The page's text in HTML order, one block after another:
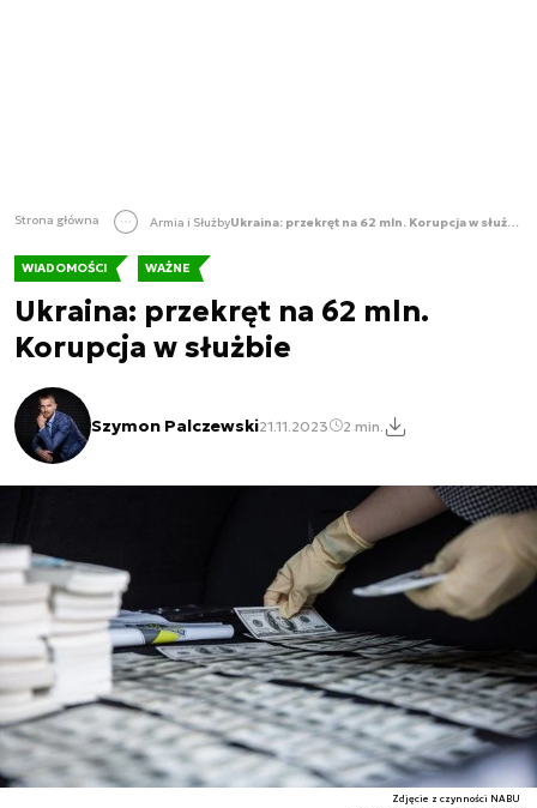
Strona główna Armia i Służby Ukraina: przekręt na 62 mln. Korupcja w służbie
WIADOMOŚCI WAŻNE
Ukraina: przekręt na 62 mln.
Korupcja w służbie
Szymon Palczewski21.11.2023 2 min.
Zdjęcie z czynności NABU